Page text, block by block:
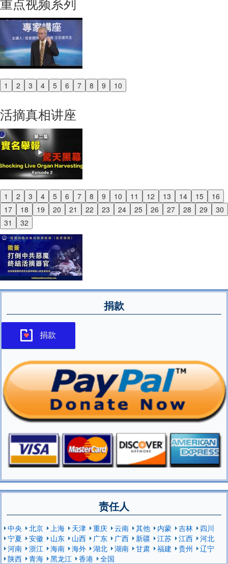
1 2 3 4 5 6 7 8 9 10
Previous
活摘真相讲座
1 2 3 4 5 6 7 8 9 10 11 12 13 14 15
16
17
18 19 20 21 22 23 24 25 26 27 28 29
30
31
32
Previous
Next
捐款
捐款
责任人
中央 北京 上海 天津 重庆 云南 其他 内蒙 吉林
四川
宁夏
安徽 山东 山西 广东 广西 新疆 江苏 江西
河北
河南
浙江 海南 海外 湖北 湖南 甘肃 福建 贵州
辽宁
陕西
青海 黑龙江 香港 全国